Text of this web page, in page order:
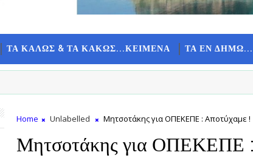
ΤΑ ΚΑΛΩΣ & ΤΑ ΚΑΚΩΣ...ΚΕΙΜΕΝΑ ΤΑ ΕΝ ΔΗΜΩ...
Home Unlabelled Μητσοτάκης για ΟΠΕΚΕΠΕ : Αποτύχαμε !
Μητσοτάκης για ΟΠΕΚΕΠΕ